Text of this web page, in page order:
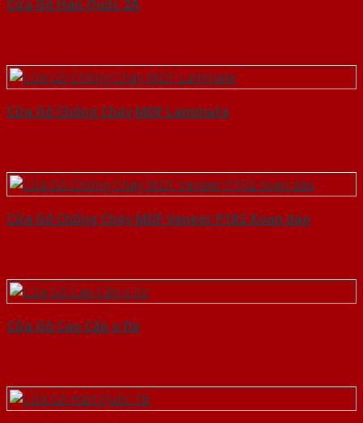
Cửa Gỗ Hàn Quốc 2A
Cửa Gỗ Chống Cháy MDF Laminate
Cửa Gỗ Chống Cháy MDF Veneer P1R2 Xoan dao
Cửa Gỗ Cao Cấp o fix